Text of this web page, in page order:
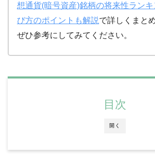
想通貨(暗号資産)銘柄の将来性ラン
び方のポイントも解説で詳しくまと
ぜひ参考にしてみてください。
開く
目次